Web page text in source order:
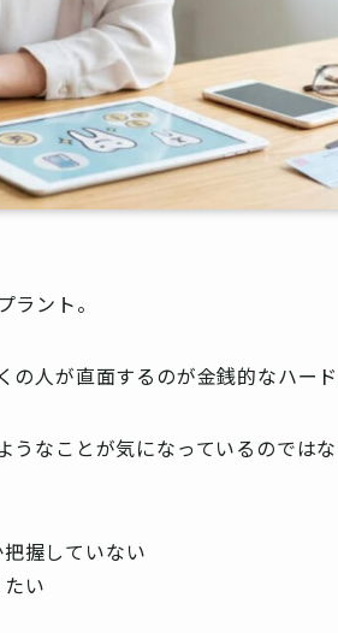
ント。
人が直面するのが金銭的なハード
なことが気になっているのではな
握していない
い